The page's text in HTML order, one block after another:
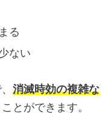
る
ない
消滅時効の複雑な
とができます。